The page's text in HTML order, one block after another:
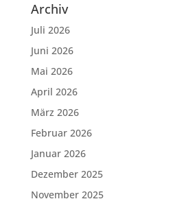
Archiv
Juli 2026
Juni 2026
Mai 2026
April 2026
März 2026
Februar 2026
Januar 2026
Dezember 2025
November 2025